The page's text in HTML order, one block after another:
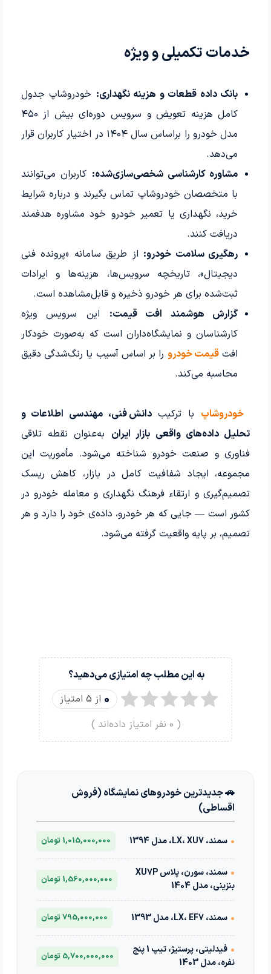
خدمات تکمیلی و ویژه
بانک داده قطعات و هزینه نگهداری: خودروشاپ جدول
کامل هزینه تعویض و سرویس دوره‌ای بیش از ۴۵۰
مدل خودرو را براساس سال ۱۴۰۴ در اختیار کاربران قرار
می‌دهد.
مشاوره کارشناسی شخصی‌سازی‌شده: کاربران می‌توانند
با متخصصان خودروشاپ تماس بگیرند و درباره شرایط
خرید، نگهداری یا تعمیر خودرو خود مشاوره هدفمند
دریافت کنند.
رهگیری سلامت خودرو: از طریق سامانه «پرونده فنی
دیجیتال»، تاریخچه سرویس‌ها، هزینه‌ها و ایرادات
ثبت‌شده برای هر خودرو ذخیره و قابل‌مشاهده است.
گزارش هوشمند افت قیمت: این سرویس ویژه
کارشناسان و نمایشگاه‌داران است که به‌صورت خودکار
افتقیمت خودرو را بر اساس آسیب یا رنگ‌شدگی دقیق
محاسبه می‌کند.
خودروشاپ با ترکیبدانش فنی، مهندسی اطلاعات و
تحلیل داده‌های واقعی بازار ایران به‌عنوان نقطه تلاقی
فناوری و صنعت خودرو شناخته می‌شود. مأموریت این
مجموعه، ایجاد شفافیت کامل در بازار، کاهش ریسک
تصمیم‌گیری و ارتقاء فرهنگ نگهداری و معامله خودرو در
کشور است — جایی که هر خودرو، داده‌ی خود را دارد و هر
تصمیم، بر پایه واقعیت گرفته می‌شود.
به این مطلب چه امتیازی می‌دهید؟
0 از 5 امتیاز
(
0 نفر امتیاز داده‌اند )
🚗 جدیدترین خودروهای نمایشگاه (فروش
اقساطی)
• سمند، LX، XU7، مدل 1394 1,015,000,000 تومان
•
سمند، سورن، پلاس XU7P
بنزینی، مدل 1404
1,560,000,000 تومان
• سمند، LX، EF7، مدل 1393 795,000,000 تومان
•
فیدلیتی، پرستیژ، تیپ 1 پنج
نفره، مدل 1403
5,700,000,000 تومان